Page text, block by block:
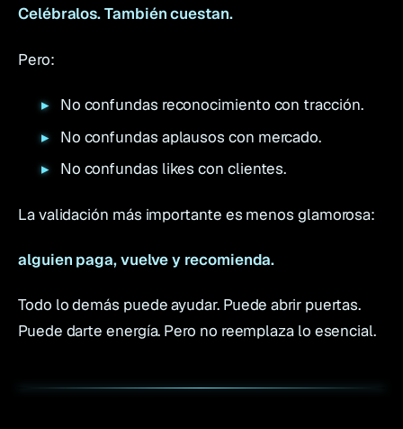
Celébralos. También cuestan.
Pero:
No confundas reconocimiento con tracción.
No confundas aplausos con mercado.
No confundas likes con clientes.
La validación más importante es menos glamorosa:
alguien paga, vuelve y recomienda.
Todo lo demás puede ayudar. Puede abrir puertas.
Puede darte energía. Pero no reemplaza lo esencial.